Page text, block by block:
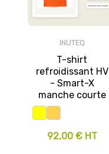
INUTEQ
T-shirt
refroidissant HV
- Smart-X
manche courte
92,00 € HT